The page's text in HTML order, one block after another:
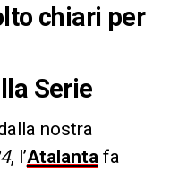
chiari per
Serie
nostra
, l’Atalanta fa